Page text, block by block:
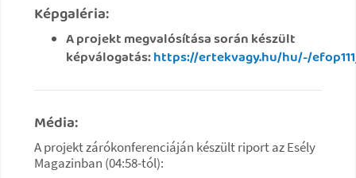
Képgaléria:
A projekt megvalósítása során készült
képválogatás:https://ertekvagy.hu/hu/-/
Média:
A projekt zárókonferenciáján készült riport az Esély
Magazinban (04:58-tól):